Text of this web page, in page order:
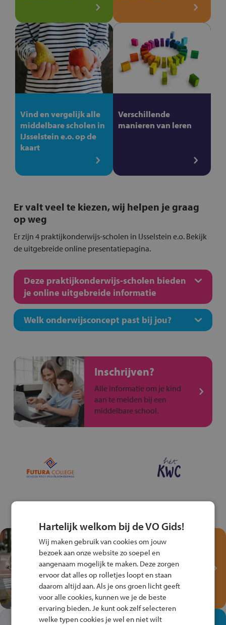
Vind en vergelijk alle
middelbare scholen in
IJsselstein e.o. op de
kaart
Verschillende
manieren van leren
Er valt veel te kiezen, wij helpen je graag
op weg
Er zijn 4 praktijkonderwijs-scholen in IJsselstein e.o. Bekijk
de uitgebreide online presentatiepagina.
Deze praktijkonderwijs-scholen bieden
je online uitgebreide informatie
Welk onderwijsconcept past bij jou?
Inschrijven?
Alle informatie om je kind
aan te melden bij een
middelbare school.
Test je kennis met het
Fiets Veilig
Verkeersspel!
Speel het Fiets Veilig Verkeersspel
en win een Cortina-fiets!
Hartelijk welkom bij de VO Gids!
Wij maken gebruik van cookies om jouw
bezoek aan onze website zo soepel en
aangenaam mogelijk te maken. Deze zorgen
ervoor dat alles op rolletjes loopt en staan
daarom altijd aan. Als je ons groen licht geeft
voor alle cookies, kunnen we je de beste
ervaring bieden. Je kunt ook zelf selecteren
welke typen cookies je wel en niet wilt